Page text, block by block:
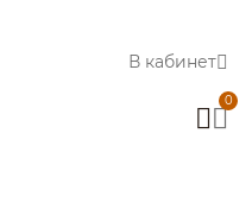
В кабинет
0